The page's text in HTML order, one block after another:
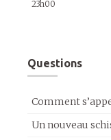
23h00
Questions
Comment
Un nouveau